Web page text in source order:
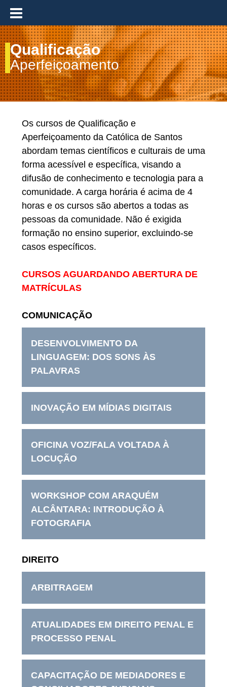
≡
Qualificação
Aperfeiçoamento
Os cursos de Qualificação e
Aperfeiçoamento da Católica de Santos
abordam temas científicos e culturais de uma
forma acessível e específica, visando a
difusão de conhecimento e tecnologia para a
comunidade. A carga horária é acima de 4
horas e os cursos são abertos a todas as
pessoas da comunidade. Não é exigida
formação no ensino superior, excluindo-se
casos específicos.
CURSOS AGUARDANDO ABERTURA DE
MATRÍCULAS
COMUNICAÇÃO
DESENVOLVIMENTO DA
LINGUAGEM: DOS SONS ÀS
PALAVRAS
INOVAÇÃO EM MÍDIAS DIGITAIS
OFICINA VOZ/FALA VOLTADA À
LOCUÇÃO
WORKSHOP COM ARAQUÉM
ALCÂNTARA: INTRODUÇÃO À
FOTOGRAFIA
DIREITO
ARBITRAGEM
ATUALIDADES EM DIREITO PENAL E
PROCESSO PENAL
CAPACITAÇÃO DE MEDIADORES E